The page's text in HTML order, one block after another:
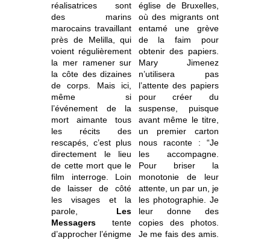
église de Bruxelles,
où des migrants ont
entamé une grève
de la faim pour
obtenir des papiers.
Mary Jimenez
n’utilisera pas
l’attente des papiers
pour créer du
suspense, puisque
avant même le titre,
un premier carton
nous raconte : “Je
les accompagne.
Pour briser la
monotonie de leur
attente, un par un, je
les photographie. Je
leur donne des
copies des photos.
Je me fais des amis.
réalisatrices sont
des marins
marocains travaillant
près de Melilla, qui
voient régulièrement
la mer ramener sur
la côte des dizaines
de corps. Mais ici,
même si
l’événement de la
mort aimante tous
les récits des
rescapés, c’est plus
directement le lieu
de cette mort que le
film interroge. Loin
de laisser de côté
les visages et la
parole, Les
Messagers tente
d’approcher l’énigme